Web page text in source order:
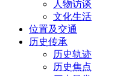
人物访谈
文化生活
位置及交通
历史传承
历史轨迹
历史焦点